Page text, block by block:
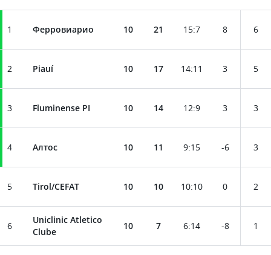
1 Ферровиарио 10 21 15:7 8 6
2 Piauí 10 17 14:11 3 5
3 Fluminense PI 10 14 12:9 3 3
4 Алтос 10 11 9:15 -6 3
5 Tirol/CEFAT 10 10 10:10 0 2
6
Uniclinic Atletico
Clube
10 7 6:14 -8 1